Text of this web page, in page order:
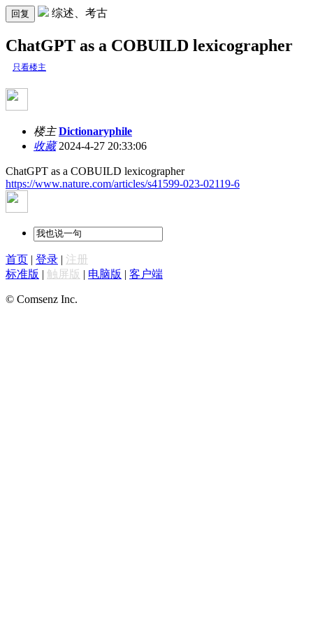
回复 综述、考古
ChatGPT as a COBUILD lexicographer
只看楼主
楼主 Dictionaryphile
收藏2024-4-27 20:33:06
ChatGPT as a COBUILD lexicographer
https://www.nature.com/articles/s41599-023-02119-6
首页 | 登录 | 注册
标准版 | 触屏版 | 电脑版 | 客户端
© Comsenz Inc.